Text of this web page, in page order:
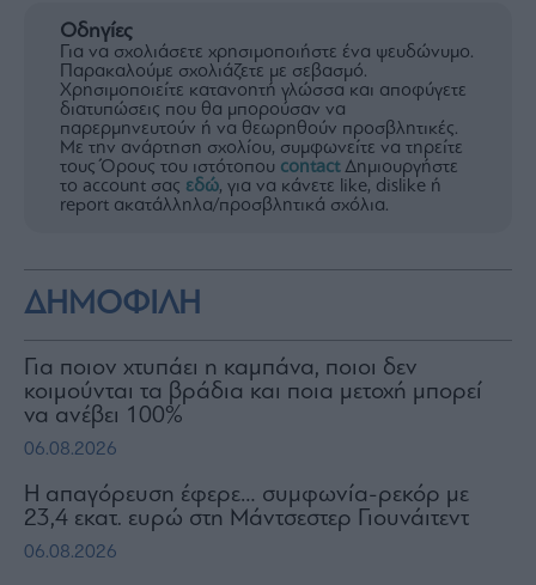
Οδηγίες
Για να σχολιάσετε χρησιμοποιήστε ένα ψευδώνυμο.
Παρακαλούμε σχολιάζετε με σεβασμό.
Χρησιμοποιείτε κατανοητή γλώσσα και αποφύγετε
διατυπώσεις που θα μπορούσαν να
παρερμηνευτούν ή να θεωρηθούν προσβλητικές.
Με την ανάρτηση σχολίου, συμφωνείτε να τηρείτε
τους Όρους του ιστότοπου contactΔημιουργήστε
το account σας εδώ, για να κάνετε like, dislike ή
report ακατάλληλα/προσβλητικά σχόλια.
ΔΗΜΟΦΙΛΗ
Για ποιον χτυπάει η καμπάνα, ποιοι δεν
κοιμούνται τα βράδια και ποια μετοχή μπορεί
να ανέβει 100%
06.08.2026
Η απαγόρευση έφερε… συμφωνία-ρεκόρ με
23,4 εκατ. ευρώ στη Μάντσεστερ Γιουνάιτεντ
06.08.2026